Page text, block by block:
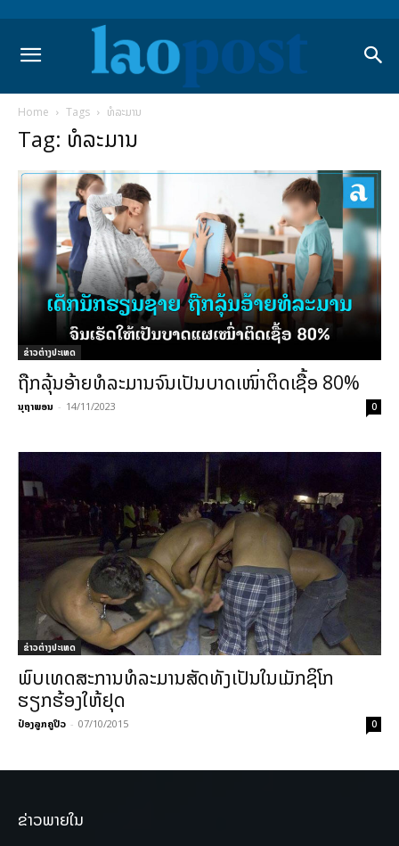
Home Tags ທໍລະມານ
Tag: ທໍລະມານ
ຂ່າວຕ່າງປະເທດ
ຖືກລຸ້ນອ້າຍທໍລະມານຈົນເປັນບາດເໜົ່າຕິດເຊື້ອ 80%
ນຸຖາພອນ - 14/11/2023 0
ຂ່າວຕ່າງປະເທດ
ພົບເທດສະການທໍລະມານສັດທັງເປັນໃນເມັກຊິໂກ
ຮຽກຮ້ອງໃຫ້ຢຸດ
ປ໋ອງລູກຄູປິວ - 07/10/2015 0
ຂ່າວພາຍໃນ